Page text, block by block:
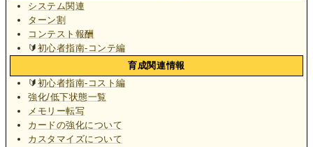
システム関連
ターン割
コンテスト報酬
🔰 初心者指南-コンテ編
育成関連情報
🔰 初心者指南-コスト編
強化/低下状態一覧
メモリー転写
カードの強化について
カスタマイズについて